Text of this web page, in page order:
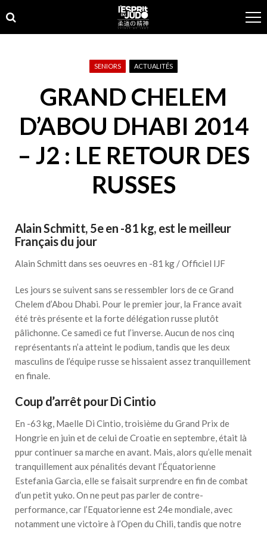
to
navigation
to
content
SENIORS ACTUALITÉS
GRAND CHELEM
D’ABOU DHABI 2014
– J2 : LE RETOUR DES
RUSSES
Alain Schmitt, 5e en -81 kg, est le meilleur
Français du jour
Alain Schmitt dans ses oeuvres en -81 kg / Officiel IJF
Les jours se suivent sans se ressembler lors de ce Grand
Chelem d’Abou Dhabi. Pour le premier jour, la France avait
été très présente et la forte délégation russe plutôt
pâlichonne. Ce samedi ce fut l’inverse. Aucun de nos cinq
représentants n’a atteint le podium, tandis que les deux
masculins de l’équipe russe se hissaient assez tranquillement
en finale.
Coup d’arrêt pour Di Cintio
En -63 kg, Maelle Di Cintio, troisième du Grand Prix de
Hongrie en juin et de celui de Croatie en septembre, était là
ppur continuer sa marche en avant. Mais, alors qu’elle menait
tranquillement aux pénalités devant l’Équatorienne
Estefania Garcia, elle se faisait surprendre en fin de combat
d’un petit yuko. On ne peut pas parler de contre-
performance, car l’Equatorienne est 24e mondiale, avec
notamment une victoire à l’Open du Chili, tandis que notre